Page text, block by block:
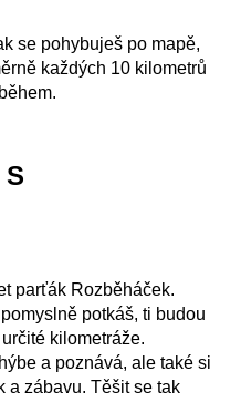
se pohybuješ po mapě,
každých 10 kilometrů
S
parťák Rozběháček.
potkáš, ti budou
kilometráže.
a poznává, ale také si
a zábavu. Těšit se tak